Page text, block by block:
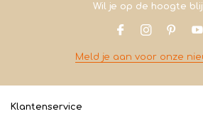
Wil je op de hoogte
Meld je aan voor onze
Klantenservice